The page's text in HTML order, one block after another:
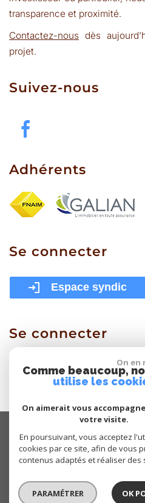
transparence et proximité.
Contactez-nous dès
projet.
Suivez-nous
Adhérents
Se connecter
Espace syndic
Se connecter
Espace proprietaire
© 2026 | Tous droits réservés |
- Mentions légales Nos
annonces
Site internet
un seul site adaptable
On en
Comme beaucoup,
utilise les
On aimerait vous
votre visite.
En poursuivant, vous acceptez
cookies par ce site, afin de vous
contenus adaptés et réaliser des
PARAMÉTRER OK